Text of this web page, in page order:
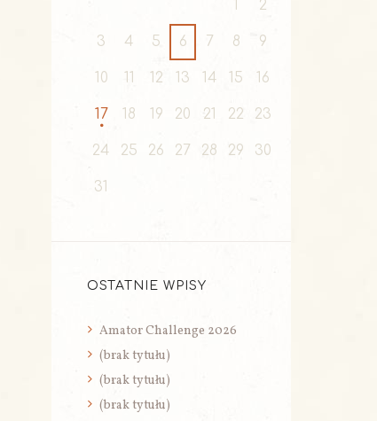
1 2
3 4 5 6 7 8 9
10 11 12 13 14 15 16
17 18 19 20 21 22 23
24 25 26 27 28 29 30
31
OSTATNIE WPISY
Amator Challenge 2026
(brak tytułu)
(brak tytułu)
(brak tytułu)